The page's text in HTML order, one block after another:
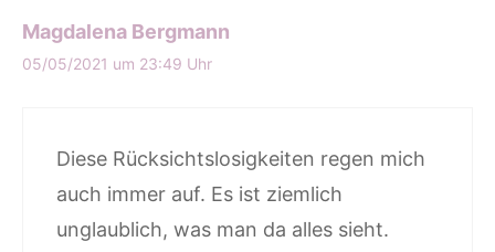
Magdalena Bergmann
05/05/2021 um 23:49 Uhr
Diese Rücksichtslosigkeiten regen mich
auch immer auf. Es ist ziemlich
unglaublich, was man da alles sieht.